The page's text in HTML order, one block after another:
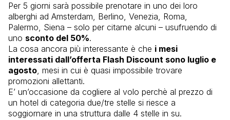
Per 5 giorni sarà possibile prenotare in uno dei loro
alberghi ad Amsterdam, Berlino, Venezia, Roma,
Palermo, Siena – solo per citarne alcuni – usufruendo di
uno sconto del 50%.
La cosa ancora più interessante è che i mesi
interessati dall’offerta Flash Discount sono luglio e
agosto, mesi in cui è quasi impossibile trovare
promozioni allettanti.
E’ un’occasione da cogliere al volo perchè al prezzo di
un hotel di categoria due/tre stelle si riesce a
soggiornare in una struttura dalle 4 stelle in su.